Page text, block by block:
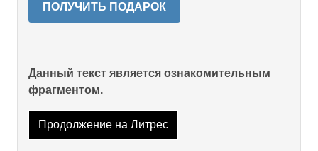
ПОЛУЧИТЬ ПОДАРОК
Данный текст является ознакомительным
фрагментом.
Продолжение на Литрес